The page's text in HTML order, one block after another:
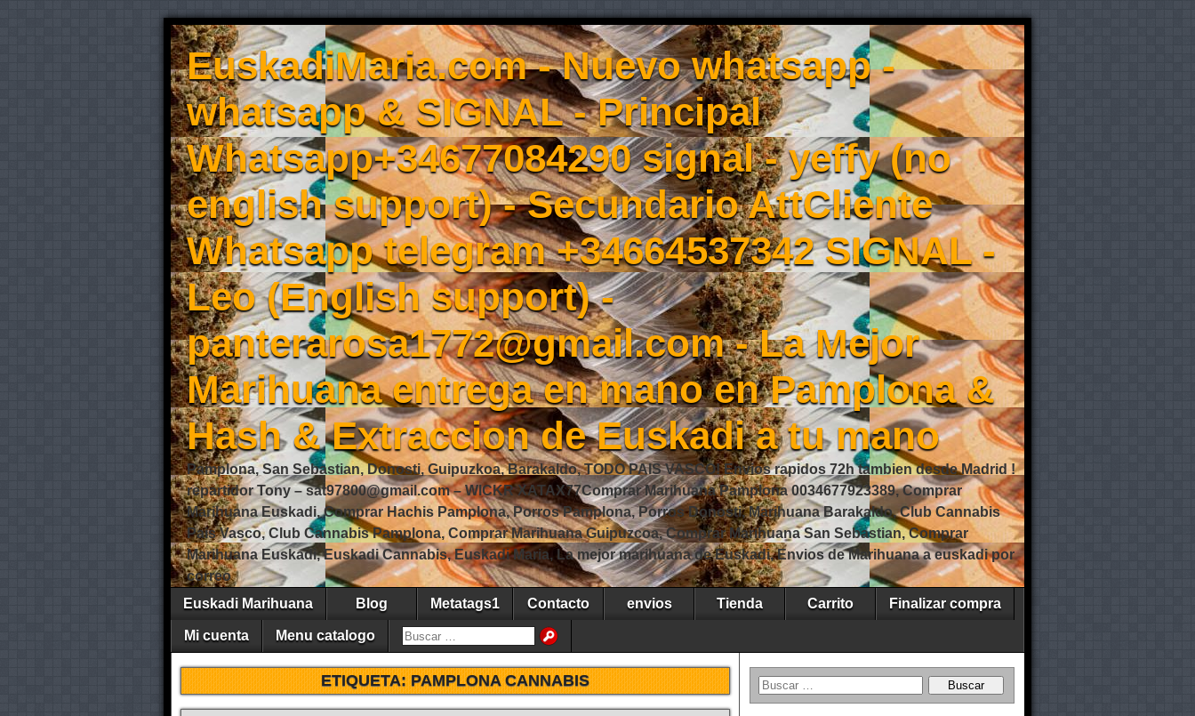
EuskadiMaria.com - Nuevo whatsapp -
whatsapp & SIGNAL - Principal
Whatsapp+34677084290 signal - yeffy (no
english support) - Secundario AttCliente
Whatsapp telegram +34664537342 SIGNAL -
Leo (English support) -
panterarosa1772@gmail.com - La Mejor
Marihuana entrega en mano en Pamplona &
Hash & Extraccion de Euskadi a tu mano
Pamplona, San Sebastian, Donosti, Guipuzkoa, Barakaldo, TODO PAIS VASCO! Envios rapidos 72h tambien desde Madrid !
repartidor Tony – sat97800@gmail.com – WICKR XATAX77Comprar Marihuana Pamplona 0034677923389, Comprar
Marihuana Euskadi, Comprar Hachis Pamplona, Porros Pamplona, Porros Donosti, Marihuana Barakaldo, Club Cannabis
Pais Vasco, Club Cannabis Pamplona, Comprar Marihuana Guipuzcoa, Comprar Marihuana San Sebastian, Comprar
Marihuana Euskadi, Euskadi Cannabis, Euskadi Maria, La mejor marihuana de Euskadi, Envios de Marihuana a euskadi por
correo
Euskadi Marihuana
Blog Metatags1 Contacto envios Tienda Carrito Finalizar compra
Mi cuenta Menu catalogo
ETIQUETA:PAMPLONA CANNABIS